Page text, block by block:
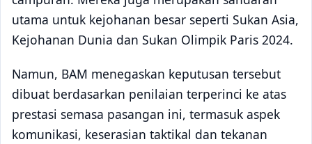
utama untuk kejohanan besar seperti Sukan Asia,
Kejohanan Dunia dan Sukan Olimpik Paris 2024.
Namun, BAM menegaskan keputusan tersebut
dibuat berdasarkan penilaian terperinci ke atas
prestasi semasa pasangan ini, termasuk aspek
komunikasi, keserasian taktikal dan tekanan